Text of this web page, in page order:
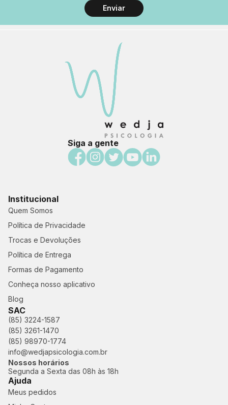
Enviar
Siga a gente
Institucional
Quem Somos
Política de Privacidade
Trocas e Devoluções
Política de Entrega
Formas de Pagamento
Conheça nosso aplicativo
Blog
SAC
(85) 3224-1587
(85) 3261-1470
(85) 98970-1774
info@wedjapsicologia.com.br
Nossos horários
Segunda a Sexta das 08h às 18h
Ajuda
Meus pedidos